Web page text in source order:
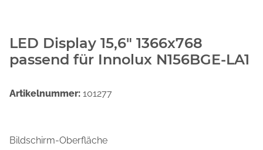
LED Display 15,6" 1366x768
passend für Innolux N156BGE-LA1
Artikelnummer: 101277
Bildschirm-Oberfläche